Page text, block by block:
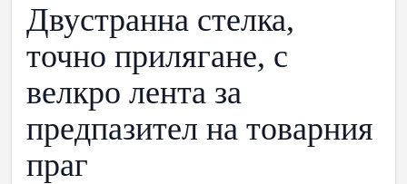
Двустранна стелка,
точно прилягане, с
велкро лента за
предпазител на товарния
праг